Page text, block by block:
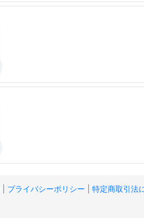
プライバシーポリシー 特定商取引法